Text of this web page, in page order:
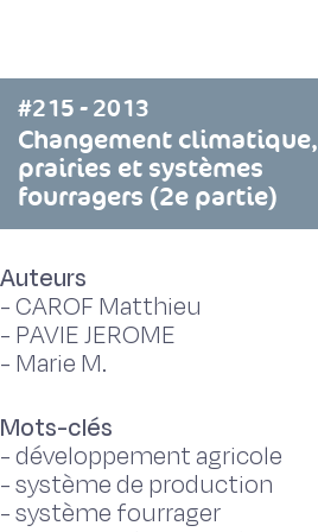
#215 - 2013
Changement climatique,
prairies et systèmes
fourragers (2e partie)
Auteurs
-CAROF Matthieu
- PAVIE JEROME
- Marie M.
Mots-clés
-développement agricole
-système de production
-système fourrager